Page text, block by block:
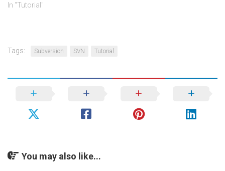
In "Tutorial"
Tags: Subversion SVN Tutorial
You may also like...